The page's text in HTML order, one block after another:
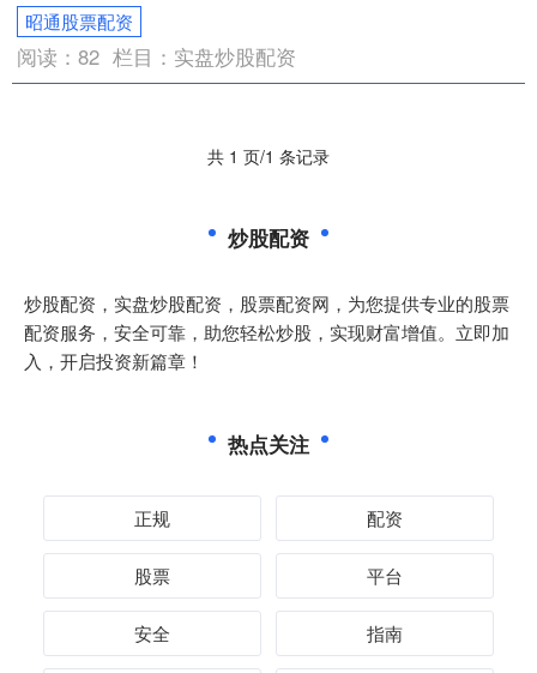
昭通股票配资
阅读：82 栏目： 实盘炒股配资
共 1 页/1 条记录
炒股配资
炒股配资，实盘炒股配资，股票配资网，为您提供专业的股票
配资服务，安全可靠，助您轻松炒股，实现财富增值。立即加
入，开启投资新篇章！
热点关注
正规 配资
股票 平台
安全 指南